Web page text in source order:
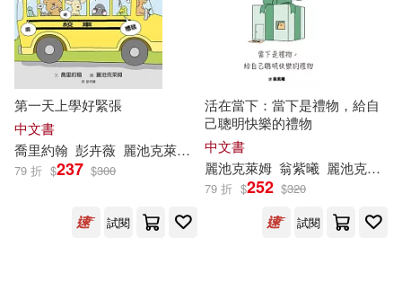
第一天上學好緊張
中文書
喬里約翰 彭卉薇 麗池克萊姆（ LizClimo
79 折 $237 $300
試閱
活在當下：當下是禮物，給自
己聰明快樂的禮物
中文書
麗池克萊姆 翁紫曦 麗池克萊姆（
79 折 $252 $320
試閱